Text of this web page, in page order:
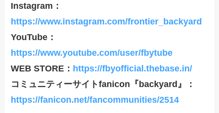
Instagram：
https://www.instagram.com/frontier_backyard
YouTube：
https://www.youtube.com/user/fbytube
WEB STORE： https://fbyofficial.thebase.in/
コミュニティーサイトfanicon『backyard』：
https://fanicon.net/fancommunities/2514